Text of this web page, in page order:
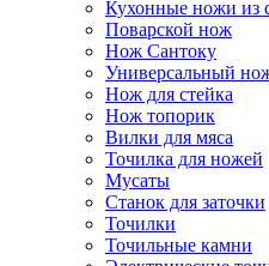
Кухонные ножи из
Поварской нож
Нож Сантоку
Универсальный
Нож для стейка
Нож топорик
Вилки для мяса
Точилка для ножей
Мусаты
Станок для заточки
Точилки
Точильные камни